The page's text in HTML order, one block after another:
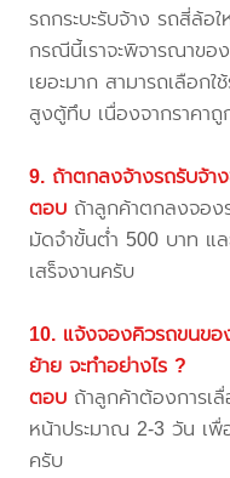
รถกระบะรับจ้าง รถสี่ล้
กรณีนี้เราจะพิจารณาขอ
เยอะมาก สามารถเลือก
สูงตู้ทึบ เนื่องจากราคา
9. ถ้าตกลงจ้างรถรับจ้า
ตอบ ถ้าลูกค้าตกลงจอง
มัดจำขั้นต่ำ 500 บาท แ
เสร็จงานครับ
10. แจ้งจองคิวรถขนข
ย้าย จะทำอย่างไร ?
ตอบ ถ้าลูกค้าต้องการเ
หน้าประมาณ 2-3 วัน เพื่
ครับ